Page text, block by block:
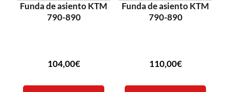
Funda de asiento KTM
790-890
104,00€
Funda de asiento KTM
790-890
110,00€